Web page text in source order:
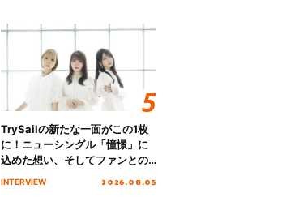
TrySailの新たな一面がこの1枚
に！ニューシングル「憧憬」に
込めた想い、そしてファンとの
10周年の打ち上げライブを終え
INTERVIEW 2026.08.05